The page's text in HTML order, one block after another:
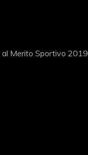
Merito Sportivo 2019